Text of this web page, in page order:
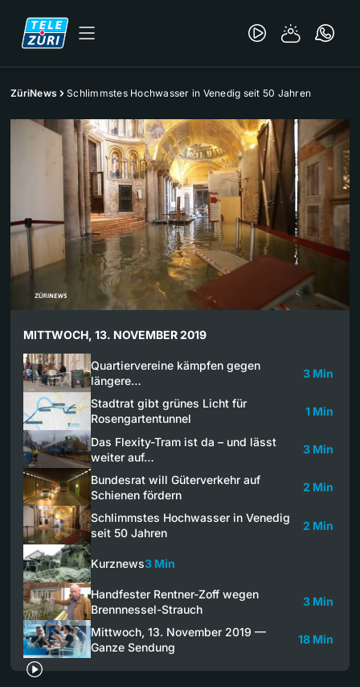
ZüriNews Schlimmstes Hochwasser in Venedig seit 50 Jahren
MITTWOCH, 13. NOVEMBER 2019
Quartiervereine kämpfen gegen
längere…
3 Min
Stadtrat gibt grünes Licht für
Rosengartentunnel
1 Min
Das Flexity-Tram ist da – und lässt
weiter auf…
3 Min
Bundesrat will Güterverkehr auf
Schienen fördern
2 Min
Schlimmstes Hochwasser in Venedig
seit 50 Jahren
2 Min
Kurznews3 Min
Handfester Rentner-Zoff wegen
Brennnessel-Strauch
3 Min
Mittwoch, 13. November 2019 —
Ganze Sendung
18 Min